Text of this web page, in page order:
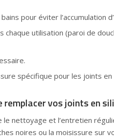
pour éviter l’accumulation
chaque utilisation (paroi de
spécifique pour les joints en
remplacer vos joints en
nettoyage et l’entretien
noires ou la moisissure sur